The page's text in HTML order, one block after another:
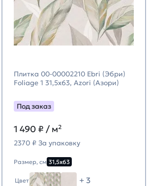
Плитка 00-00002210 Ebri (Эбри)
Foliage 1 31,5х63, Azori (Азори)
Под заказ
1 490 ₽ / м²
2370 ₽ За упаковку
Размер, см 31,5х63
Цвет + 3